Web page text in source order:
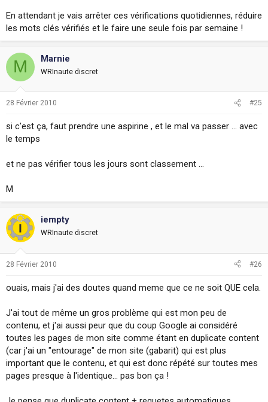
En attendant je vais arrêter ces vérifications quotidiennes, réduire
les mots clés vérifiés et le faire une seule fois par semaine !
M Marnie
WRInaute discret
28 Février 2010 #25
si c'est ça, faut prendre une aspirine , et le mal va passer ... avec
le temps
et ne pas vérifier tous les jours sont classement ...
M
iempty
WRInaute discret
28 Février 2010 #26
ouais, mais j'ai des doutes quand meme que ce ne soit QUE cela.
J'ai tout de même un gros problème qui est mon peu de
contenu, et j'ai aussi peur que du coup Google ai considéré
toutes les pages de mon site comme étant en duplicate content
(car j'ai un "entourage" de mon site (gabarit) qui est plus
important que le contenu, et qui est donc répété sur toutes mes
pages presque à l'identique... pas bon ça !